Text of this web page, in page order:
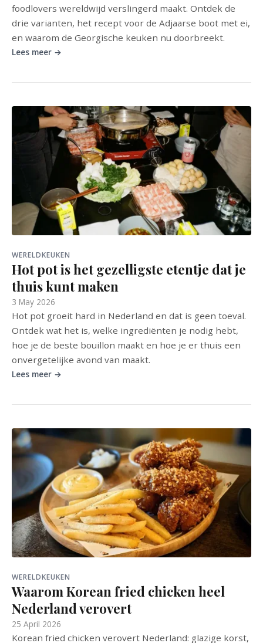
foodlovers wereldwijd verslingerd maakt. Ontdek de
drie varianten, het recept voor de Adjaarse boot met ei,
en waarom de Georgische keuken nu doorbreekt.
Lees meer →
WERELDKEUKEN
Hot pot is het gezelligste etentje dat je
thuis kunt maken
3 May 2026
Hot pot groeit hard in Nederland en dat is geen toeval.
Ontdek wat het is, welke ingrediënten je nodig hebt,
hoe je de beste bouillon maakt en hoe je er thuis een
onvergetelijke avond van maakt.
Lees meer →
WERELDKEUKEN
Waarom Korean fried chicken heel
Nederland verovert
25 April 2026
Korean fried chicken verovert Nederland: glazige korst,